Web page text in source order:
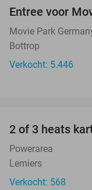
Entree voor
Movie Park
Bottrop
Verkocht: 5.446
2 of 3 heats
Powerarea
Lemiers
Verkocht: 568